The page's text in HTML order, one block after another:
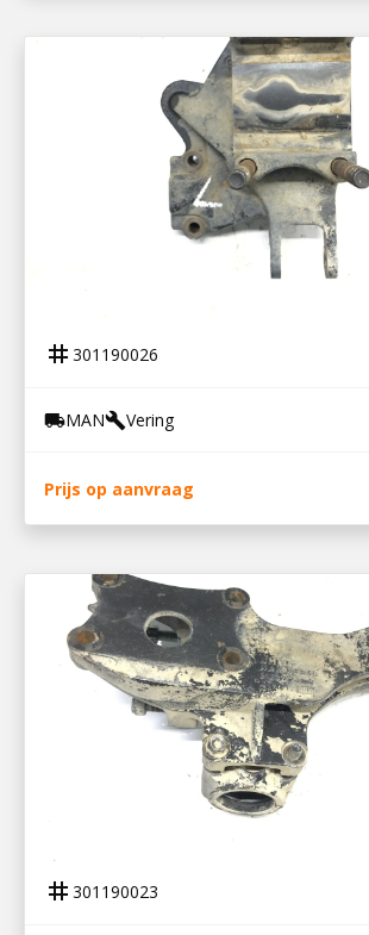
tag 301190026
local_shippingMANbuildVering
Prijs op aanvraag
tag 301190023